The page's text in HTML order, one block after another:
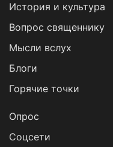
История и культура
Вопрос священнику
Мысли вслух
Блоги
Горячие точки
Опрос
Cоцсети